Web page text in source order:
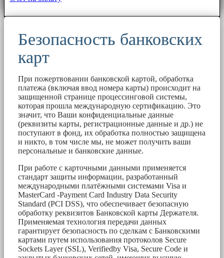
Безопасность банковских
карт
При пожертвовании банковской картой, обработка
платежа (включая ввод номера карты) происходит на
защищенной странице процессинговой системы,
которая прошла международную сертификацию. Это
значит, что Ваши конфиденциальные данные
(реквизиты карты, регистрационные данные и др.) не
поступают в фонд, их обработка полностью защищена
и никто, в том числе мы, не может получить ваши
персональные и банковские данные.
При работе с карточными данными применяется
стандарт защиты информации, разработанный
международными платёжными системами Visa и
MasterCard -Payment Card Industry Data Security
Standard (PCI DSS), что обеспечивает безопасную
обработку реквизитов Банковской карты Держателя.
Применяемая технология передачи данных
гарантирует безопасность по сделкам с Банковскими
картами путем использования протоколов Secure
Sockets Layer (SSL), Verifiedby Visa, Secure Code и